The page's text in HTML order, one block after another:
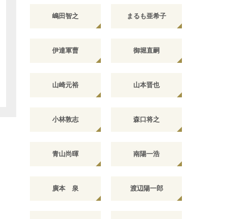
嶋田智之 まるも亜希子
伊達軍曹 御堀直嗣
山崎元裕 山本晋也
小林敦志 森口将之
青山尚暉 南陽一浩
廣本 泉 渡辺陽一郎